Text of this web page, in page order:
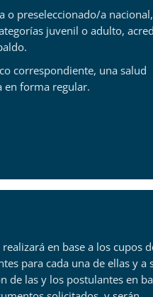
o preseleccionado/a nacional,
juvenil o adulto,
correspondiente, una salud
en forma regular.
en base a los cupos
para cada una de ellas y a
de las y los postulantes en